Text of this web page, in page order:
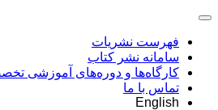
فهرست نشریات
سامانه نشر کتاب
کارگاه‌ها و دوره‌های آموزشی
تماس با ما
English